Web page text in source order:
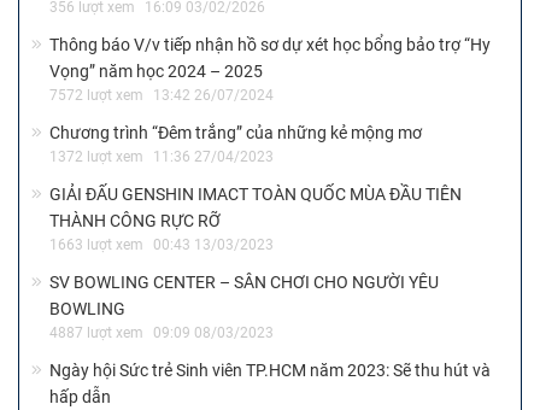
356 lượt xem 16:09 03/02/2026
Thông báo V/v tiếp nhận hồ sơ dự xét học bổng bảo trợ “Hy
Vọng” năm học 2024 – 2025
7572 lượt xem 13:42 26/07/2024
Chương trình “Đêm trắng” của những kẻ mộng mơ
1372 lượt xem 11:36 27/04/2023
GIẢI ĐẤU GENSHIN IMACT TOÀN QUỐC MÙA ĐẦU TIÊN
THÀNH CÔNG RỰC RỠ
1663 lượt xem 00:43 13/03/2023
SV BOWLING CENTER – SÂN CHƠI CHO NGƯỜI YÊU
BOWLING
4887 lượt xem 09:09 08/03/2023
Ngày hội Sức trẻ Sinh viên TP.HCM năm 2023: Sẽ thu hút và
hấp dẫn